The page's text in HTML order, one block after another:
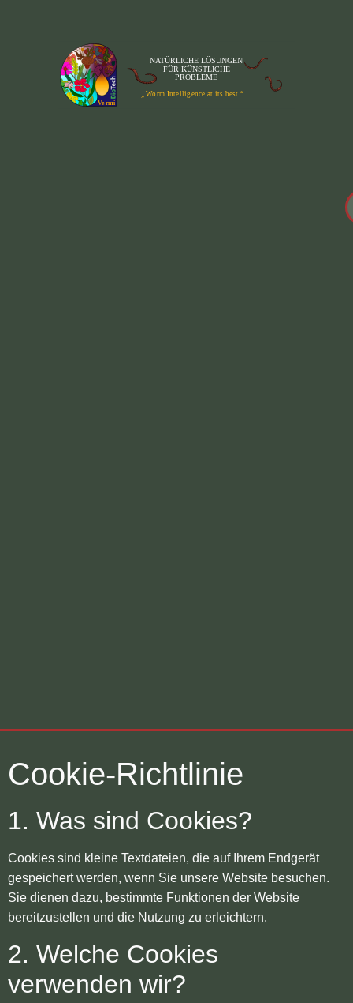
Cookie-Richtlinie
1. Was sind Cookies?
Cookies sind kleine Textdateien, die auf Ihrem Endgerät
gespeichert werden, wenn Sie unsere Website besuchen.
Sie dienen dazu, bestimmte Funktionen der Website
bereitzustellen und die Nutzung zu erleichtern.
2. Welche Cookies
verwenden wir?